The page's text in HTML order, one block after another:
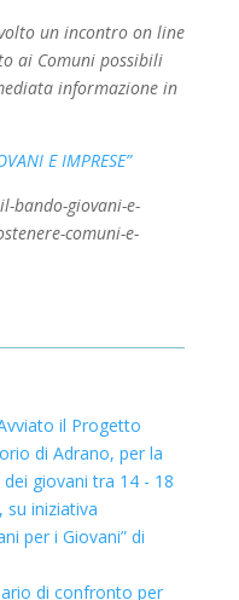
un incontro on line
ai Comuni possibili
informazione in
E IMPRESE”
bando-giovani-e-
comuni-e-
il Progetto
di Adrano, per la
giovani tra 14 - 18
su iniziativa
per i Giovani” di
di confronto per